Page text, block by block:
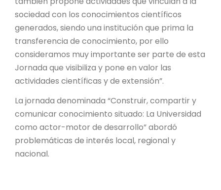
sociedad con los conocimientos científicos
generados, siendo una institución que prima la
transferencia de conocimiento, por ello
consideramos muy importante ser parte de esta
Jornada que visibiliza y pone en valor las
actividades científicas y de extensión”.
La jornada denominada “Construir, compartir y
comunicar conocimiento situado: La Universidad
como actor-motor de desarrollo” abordó
problemáticas de interés local, regional y
nacional.